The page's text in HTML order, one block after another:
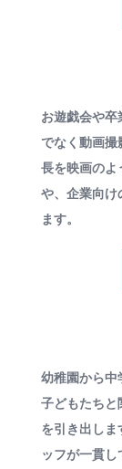
お遊戯会や卒
でなく動画撮
長を映画のよ
や、企業向け
ます。
幼稚園から中
子どもたちと
を引き出しま
ッフが一貫し